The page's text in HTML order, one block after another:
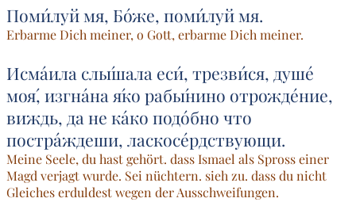
Поми́луй мя, Бо́же, поми́луй мя.
Erbarme Dich meiner, o Gott, erbarme Dich meiner.
Исма́ила слы́шала еси́, трезви́ся, душе́
моя́, изгна́на я́ко рабы́нино отрожде́ние,
виждь, да не ка́ко подо́бно что
постра́ждеши, ласкосе́рдствующи.
Meine Seele, du hast gehört. dass Ismael als Spross einer
Magd verjagt wurde. Sei nüchtern. sieh zu. dass du nicht
Gleiches erduldest wegen der Ausschweifungen.